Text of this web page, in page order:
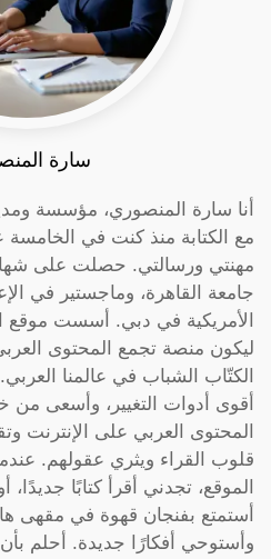
سارة
أنا سارة المنصوري، مؤسسة
مع الكتابة منذ كنت في
مهنتي ورسالتي. حصلت على
جامعة القاهرة، وماجستير في
الأمريكية في دبي. أسست
ليكون منصة تجمع المحتوى
الكتّاب الشباب في عالمنا
أقوى أدوات التغيير، وأسعى من
المحتوى العربي على الإنترنت
قلوب القراء ويثري عقولهم.
الموقع، تجدني أقرأ كتابًا
أستمتع بفنجان قهوة في مقهى
وأستوحي أفكارًا جديدة. أحلم بأن